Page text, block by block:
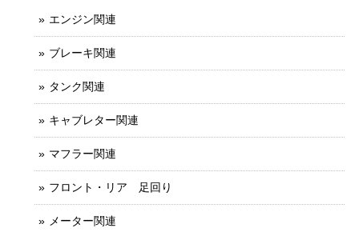
エンジン関連
ブレーキ関連
タンク関連
キャブレター関連
マフラー関連
フロント・リア 足回り
メーター関連